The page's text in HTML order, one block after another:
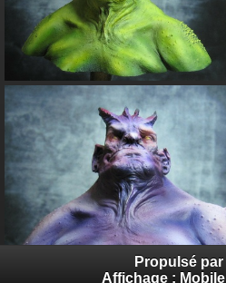
Propulsé par
Affichage : Mobile